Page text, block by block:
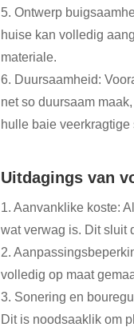
5. Ontwerp
huise kan volledig
materiale.
6. Duursaamheid:
net so duursaam
hulle baie veerkragtige
Uitdagings van
1. Aanvanklike koste:
wat verwag is. Dit sluit
2.
volledig op maat
3. Sonering en
Dit is noodsaaklik om